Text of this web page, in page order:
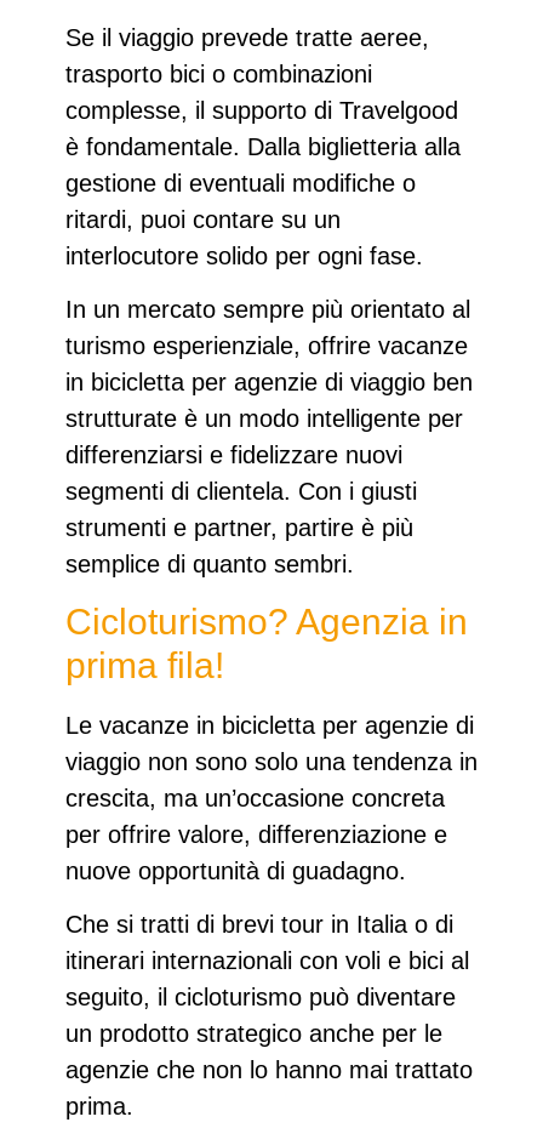
Se il viaggio prevede tratte aeree,
trasporto bici o combinazioni
complesse, il supporto di Travelgood
è fondamentale. Dalla biglietteria alla
gestione di eventuali modifiche o
ritardi, puoi contare su un
interlocutore solido per ogni fase.
In un mercato sempre più orientato al
turismo esperienziale, offrire vacanze
in bicicletta per agenzie di viaggio ben
strutturate è un modo intelligente per
differenziarsi e fidelizzare nuovi
segmenti di clientela. Con i giusti
strumenti e partner, partire è più
semplice di quanto sembri.
Cicloturismo? Agenzia in
prima fila!
Le vacanze in bicicletta per agenzie di
viaggio non sono solo una tendenza in
crescita, ma un’occasione concreta
per offrire valore, differenziazione e
nuove opportunità di guadagno.
Che si tratti di brevi tour in Italia o di
itinerari internazionali con voli e bici al
seguito, il cicloturismo può diventare
un prodotto strategico anche per le
agenzie che non lo hanno mai trattato
prima.